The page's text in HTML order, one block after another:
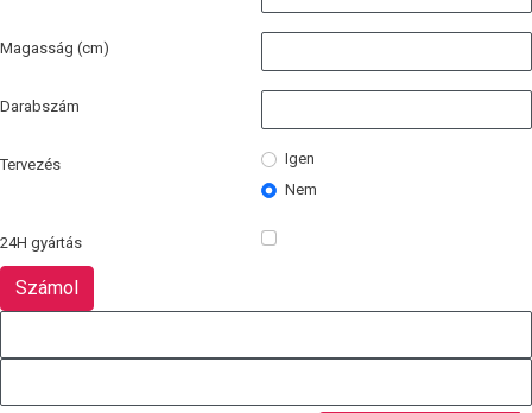
Magasság (cm)
Darabszám
Tervezés
Igen
Nem
24H gyártás